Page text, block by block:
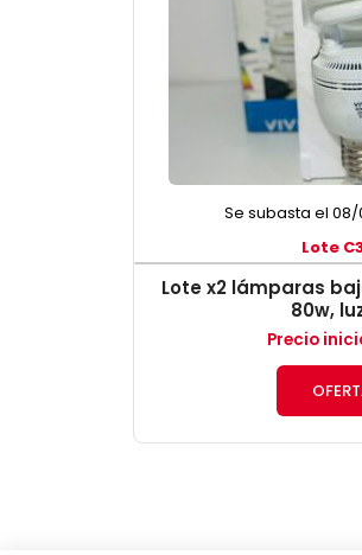
Se subasta el
Lote
Lote x2 lámparas
80w,
Precio